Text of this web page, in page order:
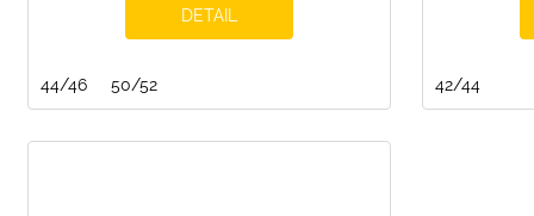
DETAIL
44/46 50/52 42/44